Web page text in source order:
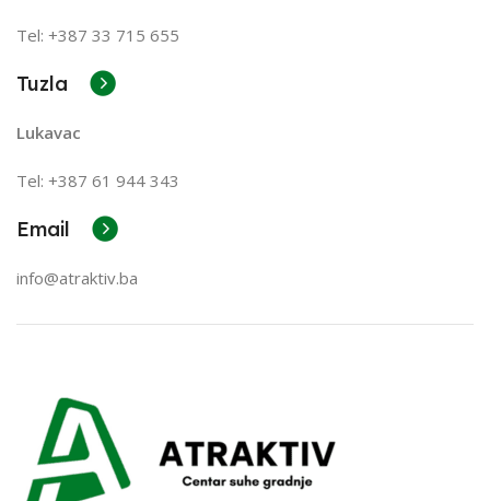
Tel: +387 33 715 655
Tuzla
Lukavac
Tel: +387 61 944 343
Email
info@atraktiv.ba